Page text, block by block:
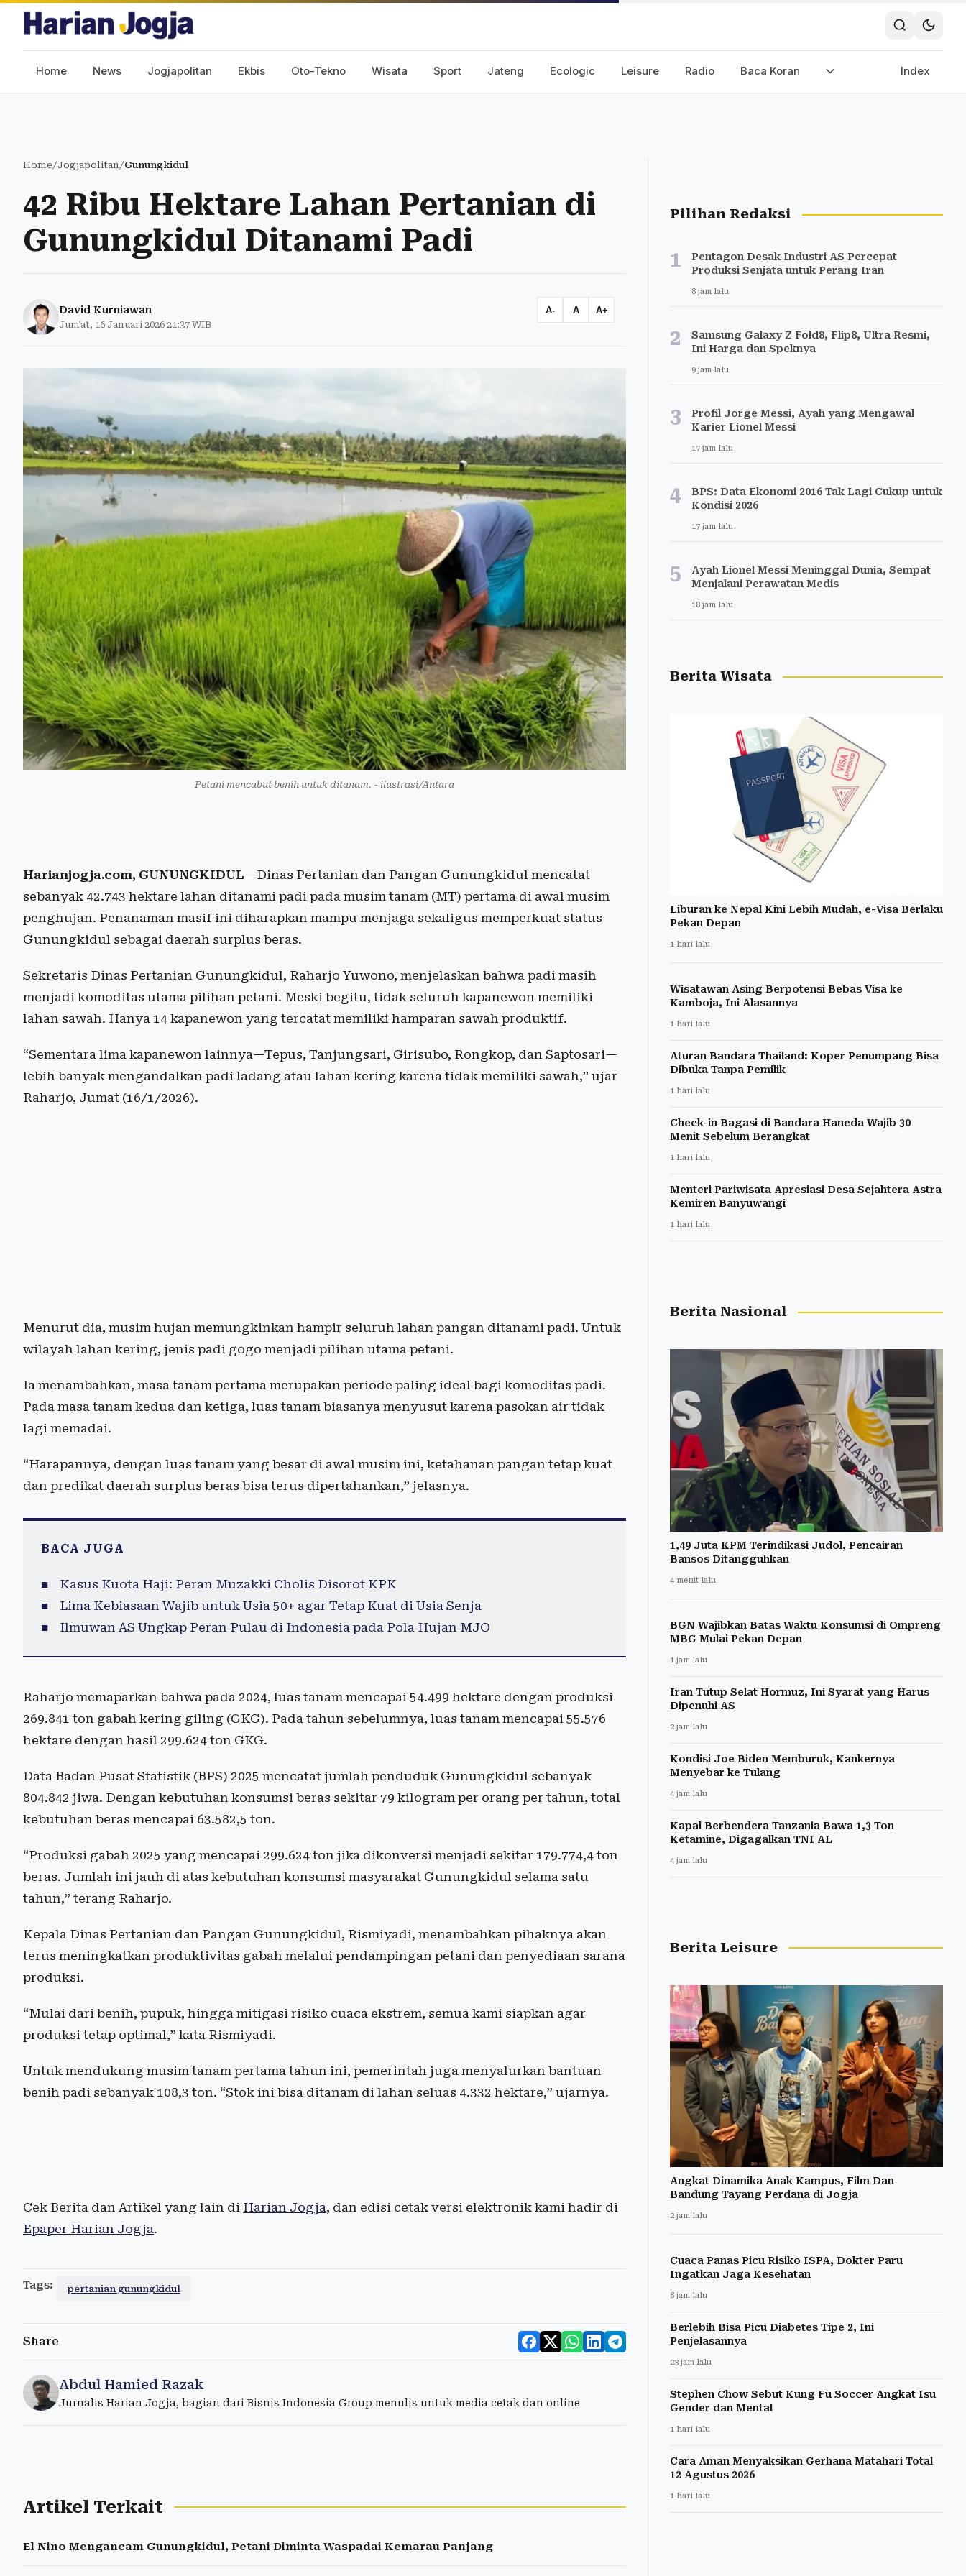
Home News Jogjapolitan Ekbis Oto-Tekno Wisata Sport Jateng Ecologic Leisure Radio Baca Koran Index
Home/Jogjapolitan/Gunungkidul
42 Ribu Hektare Lahan Pertanian di
Gunungkidul Ditanami Padi
David Kurniawan
Jum'at, 16 Januari 2026 21:37 WIB
A- A A+
Petani mencabut benih untuk ditanam. - ilustrasi/Antara
Harianjogja.com, GUNUNGKIDUL—Dinas Pertanian dan Pangan Gunungkidul mencatat
sebanyak 42.743 hektare lahan ditanami padi pada musim tanam (MT) pertama di awal musim
penghujan. Penanaman masif ini diharapkan mampu menjaga sekaligus memperkuat status
Gunungkidul sebagai daerah surplus beras.
Sekretaris Dinas Pertanian Gunungkidul, Raharjo Yuwono, menjelaskan bahwa padi masih
menjadi komoditas utama pilihan petani. Meski begitu, tidak seluruh kapanewon memiliki
lahan sawah. Hanya 14 kapanewon yang tercatat memiliki hamparan sawah produktif.
“Sementara lima kapanewon lainnya—Tepus, Tanjungsari, Girisubo, Rongkop, dan Saptosari—
lebih banyak mengandalkan padi ladang atau lahan kering karena tidak memiliki sawah,” ujar
Raharjo, Jumat (16/1/2026).
Menurut dia, musim hujan memungkinkan hampir seluruh lahan pangan ditanami padi. Untuk
wilayah lahan kering, jenis padi gogo menjadi pilihan utama petani.
Ia menambahkan, masa tanam pertama merupakan periode paling ideal bagi komoditas padi.
Pada masa tanam kedua dan ketiga, luas tanam biasanya menyusut karena pasokan air tidak
lagi memadai.
“Harapannya, dengan luas tanam yang besar di awal musim ini, ketahanan pangan tetap kuat
dan predikat daerah surplus beras bisa terus dipertahankan,” jelasnya.
BACA JUGA
Kasus Kuota Haji: Peran Muzakki Cholis Disorot KPK
Lima Kebiasaan Wajib untuk Usia 50+ agar Tetap Kuat di Usia Senja
Ilmuwan AS Ungkap Peran Pulau di Indonesia pada Pola Hujan MJO
Raharjo memaparkan bahwa pada 2024, luas tanam mencapai 54.499 hektare dengan produksi
269.841 ton gabah kering giling (GKG). Pada tahun sebelumnya, luas tanam mencapai 55.576
hektare dengan hasil 299.624 ton GKG.
Data Badan Pusat Statistik (BPS) 2025 mencatat jumlah penduduk Gunungkidul sebanyak
804.842 jiwa. Dengan kebutuhan konsumsi beras sekitar 79 kilogram per orang per tahun, total
kebutuhan beras mencapai 63.582,5 ton.
“Produksi gabah 2025 yang mencapai 299.624 ton jika dikonversi menjadi sekitar 179.774,4 ton
beras. Jumlah ini jauh di atas kebutuhan konsumsi masyarakat Gunungkidul selama satu
tahun,” terang Raharjo.
Kepala Dinas Pertanian dan Pangan Gunungkidul, Rismiyadi, menambahkan pihaknya akan
terus meningkatkan produktivitas gabah melalui pendampingan petani dan penyediaan sarana
produksi.
“Mulai dari benih, pupuk, hingga mitigasi risiko cuaca ekstrem, semua kami siapkan agar
produksi tetap optimal,” kata Rismiyadi.
Untuk mendukung musim tanam pertama tahun ini, pemerintah juga menyalurkan bantuan
benih padi sebanyak 108,3 ton. “Stok ini bisa ditanam di lahan seluas 4.332 hektare,” ujarnya.
Cek Berita dan Artikel yang lain di Harian Jogja, dan edisi cetak versi elektronik kami hadir di
Epaper Harian Jogja.
Tags: pertanian gunungkidul
Share
Abdul Hamied Razak
Jurnalis Harian Jogja, bagian dari Bisnis Indonesia Group menulis untuk media cetak dan online
Artikel Terkait
El Nino Mengancam Gunungkidul, Petani Diminta Waspadai Kemarau Panjang
Pilihan Redaksi
1
Pentagon Desak Industri AS Percepat
Produksi Senjata untuk Perang Iran
8 jam lalu
2
Samsung Galaxy Z Fold8, Flip8, Ultra Resmi,
Ini Harga dan Speknya
9 jam lalu
3
Profil Jorge Messi, Ayah yang Mengawal
Karier Lionel Messi
17 jam lalu
4
BPS: Data Ekonomi 2016 Tak Lagi Cukup untuk
Kondisi 2026
17 jam lalu
5
Ayah Lionel Messi Meninggal Dunia, Sempat
Menjalani Perawatan Medis
18 jam lalu
Berita Wisata
Liburan ke Nepal Kini Lebih Mudah, e-Visa Berlaku
Pekan Depan
1 hari lalu
Wisatawan Asing Berpotensi Bebas Visa ke
Kamboja, Ini Alasannya
1 hari lalu
Aturan Bandara Thailand: Koper Penumpang Bisa
Dibuka Tanpa Pemilik
1 hari lalu
Check-in Bagasi di Bandara Haneda Wajib 30
Menit Sebelum Berangkat
1 hari lalu
Menteri Pariwisata Apresiasi Desa Sejahtera Astra
Kemiren Banyuwangi
1 hari lalu
Berita Nasional
1,49 Juta KPM Terindikasi Judol, Pencairan
Bansos Ditangguhkan
4 menit lalu
BGN Wajibkan Batas Waktu Konsumsi di Ompreng
MBG Mulai Pekan Depan
1 jam lalu
Iran Tutup Selat Hormuz, Ini Syarat yang Harus
Dipenuhi AS
2 jam lalu
Kondisi Joe Biden Memburuk, Kankernya
Menyebar ke Tulang
4 jam lalu
Kapal Berbendera Tanzania Bawa 1,3 Ton
Ketamine, Digagalkan TNI AL
4 jam lalu
Berita Leisure
Angkat Dinamika Anak Kampus, Film Dan
Bandung Tayang Perdana di Jogja
2 jam lalu
Cuaca Panas Picu Risiko ISPA, Dokter Paru
Ingatkan Jaga Kesehatan
8 jam lalu
Berlebih Bisa Picu Diabetes Tipe 2, Ini
Penjelasannya
23 jam lalu
Stephen Chow Sebut Kung Fu Soccer Angkat Isu
Gender dan Mental
1 hari lalu
Cara Aman Menyaksikan Gerhana Matahari Total
12 Agustus 2026
1 hari lalu